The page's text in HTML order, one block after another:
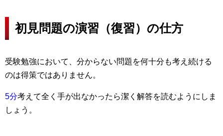
初見問題の演習（復習）の仕方
受験勉強において、分からない問題を何十分も考え続ける
のは得策ではありません。
5分考えて全く手が出なかったら潔く解答を読むようにしま
しょう。